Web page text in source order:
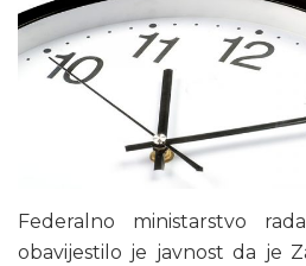
Federalno ministarstvo
obavijestilo je javnost da je